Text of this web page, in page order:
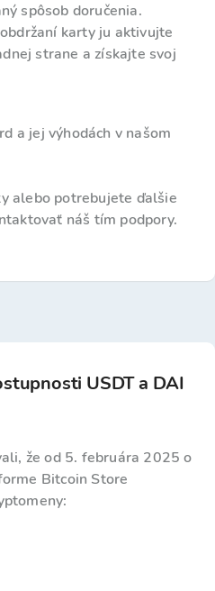
spôsob doručenia.
karty ju aktivujte
strane a získajte svoj
a jej výhodách v našom
alebo potrebujete ďalšie
náš tím podpory.
USDT a DAI
že od 5. februára 2025 o
Bitcoin Store